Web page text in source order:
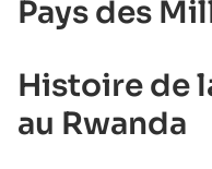
Pays des
Histoire de
au Rwanda